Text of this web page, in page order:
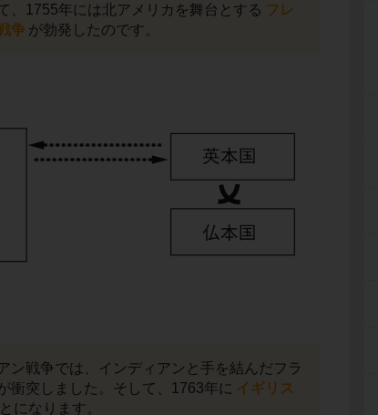
、1755年には北アメリカを舞台とする フレ
争 が勃発したのです。
ン戦争では、インディアンと手を結んだフラ
衝突しました。そして、1763年に イギリス
になります。